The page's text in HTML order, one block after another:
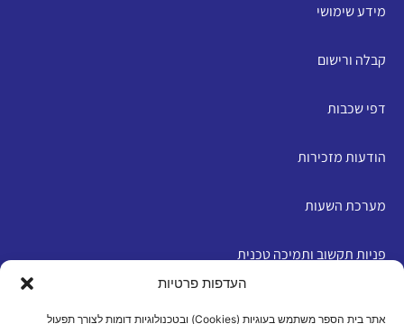
העדפות פרטיות
אתר בית הספר משתמש בעוגיות (Cookies) ובטכנולוגיות דומות לצורך תפעול
מידע שימושי
קבלה ורישום
דפי שכבות
הודעות מזכירות
מערכת השעות
פניות תקשוב ותמיכה טכנית